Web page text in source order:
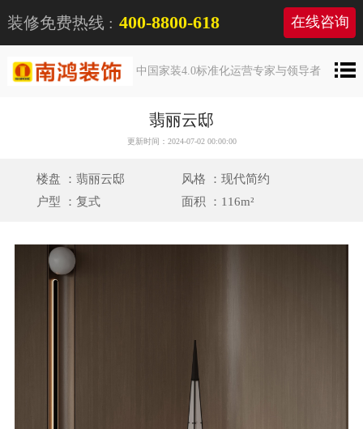
装修免费热线 : 400-8800-618 在线咨询
中国家装4.0标准化运营专家与领导者
翡丽云邸
更新时间：2024-07-02 00:00:00
楼盘 ：翡丽云邸
风格 ：现代简约
户型 ：复式
面积 ：116m²